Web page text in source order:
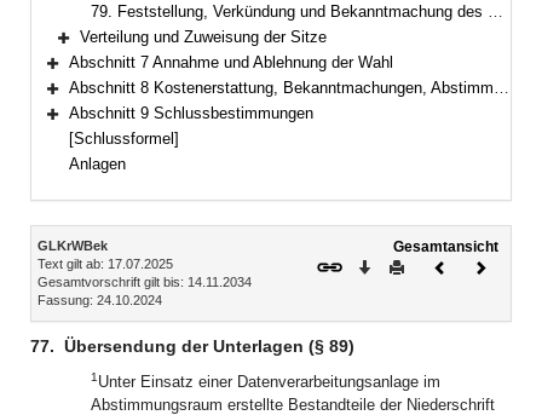
79. Feststellung, Verkündung und Bekanntmachung des abschließenden Wahlergebnisses (Art. 19 Abs. 3, § 92)
Bereich erweitern
Verteilung und Zuweisung der Sitze
Bereich erweitern
Abschnitt 7 Annahme und Ablehnung der Wahl
Bereich erweitern
Abschnitt 8 Kostenerstattung, Bekanntmachungen, Abstimmungsunterlagen, Statistik
Bereich erweitern
Abschnitt 9 Schlussbestimmungen
[Schlussformel]
Anlagen
Inhalt
GLKrWBek
Text gilt ab: 17.07.2025
Gesamtvorschrift gilt bis: 14.11.2034
Fassung: 24.10.2024
Gesamtansicht
Download
DruckenVorheriges
77. Übersendung der Unterlagen (§ 89)
1Unter Einsatz einer Datenverarbeitungsanlage im
Abstimmungsraum erstellte Bestandteile der Niederschrift